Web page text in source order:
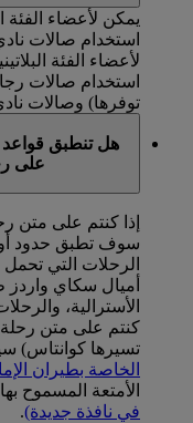
يمكن لأعضاء
استخدام صالات
لأعضاء الفئة
استخدام صالات
توفرها) وصالات
هل تنطبق قواعد
على
سوف تطبق حدود
أميال سكاي واردز
الأسترالية،
تسيرها كوانتاس)
الخاصة بطيران
الأمتعة المسموح
في نافذة جديدة).